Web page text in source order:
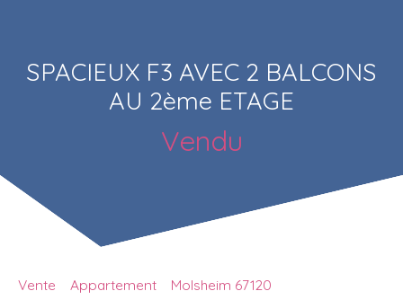
SPACIEUX F3 AVEC 2 BALCONS
AU 2ème ETAGE
Vendu
Vente Appartement
Molsheim 67120